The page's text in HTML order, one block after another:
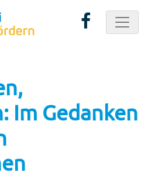
Im Gedanken